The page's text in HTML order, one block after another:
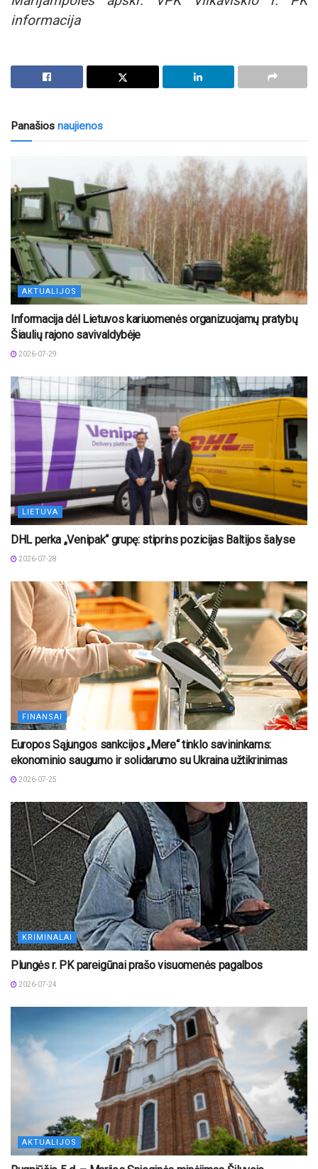
informacija
Panašios naujienos
AKTUALIJOS
Informacija dėl Lietuvos kariuomenės organizuojamų pratybų
Šiaulių rajono savivaldybėje
2026-07-29
LIETUVA
DHL perka „Venipak“ grupę: stiprins pozicijas Baltijos šalyse
2026-07-28
FINANSAI
Europos Sąjungos sankcijos „Mere“ tinklo savininkams:
ekonominio saugumo ir solidarumo su Ukraina užtikrinimas
2026-07-25
KRIMINALAI
Plungės r. PK pareigūnai prašo visuomenės pagalbos
2026-07-24
AKTUALIJOS